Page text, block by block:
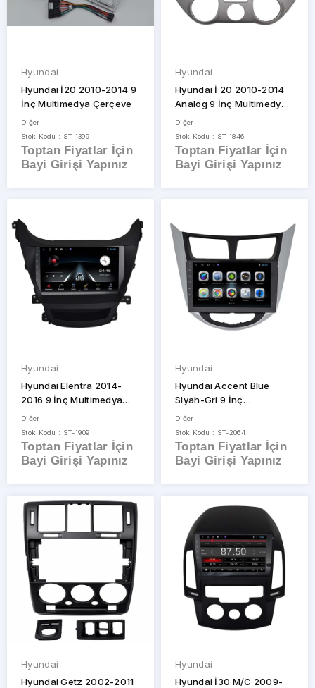
Hyundai
Hyundai İ20 2010-2014 9
İnç Multimedya Çerçeve
Diğer
Stok Kodu : ST-1399
Toptan Fiyatlar İçin
Bayi Girişi Yapınız
Hyundai
Hyundai İ 20 2010-2014
Analog 9 İnç Multimedya
Çerçevesi
Diğer
Stok Kodu : ST-1846
Toptan Fiyatlar İçin
Bayi Girişi Yapınız
Hyundai
Hyundai Elentra 2014-
2016 9 İnç Multimedya
Çerçevesi
Diğer
Stok Kodu : ST-1909
Toptan Fiyatlar İçin
Bayi Girişi Yapınız
Hyundai
Hyundai Accent Blue
Siyah-Gri 9 İnç
Multimedya Çerçeve
Diğer
Stok Kodu : ST-2064
Toptan Fiyatlar İçin
Bayi Girişi Yapınız
Hyundai
Hyundai Getz 2002-2011
Hyundai
Hyundai İ30 M/C 2009-